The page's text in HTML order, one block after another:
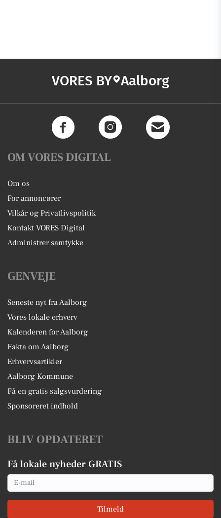
VORES BY Aalborg
OM VORES DIGITAL
Om os
For annoncører
Vilkår og Privatlivspolitik
Kontakt VORES Digital
Administrer samtykke
GENVEJE
Seneste nyt fra Aalborg
Vores lokale erhverv
Kalenderen for Aalborg
Fakta om Aalborg
Erhvervsartikler
Aalborg Kommune
Få en gratis salgsvurdering
Sponsoreret indhold
BLIV OPDATERET
Få lokale nyheder GRATIS
Email
Tilmeld